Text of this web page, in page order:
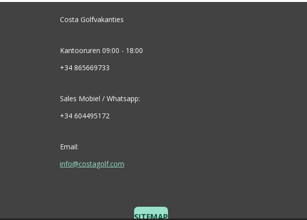
Costa Golfvakanties
Kantooruren 09:00 - 18:00
+34 865669733
Sales Mobiel / Whatsapp:
+34 604495172
Email:
info@costagolf.com
SITEMAP